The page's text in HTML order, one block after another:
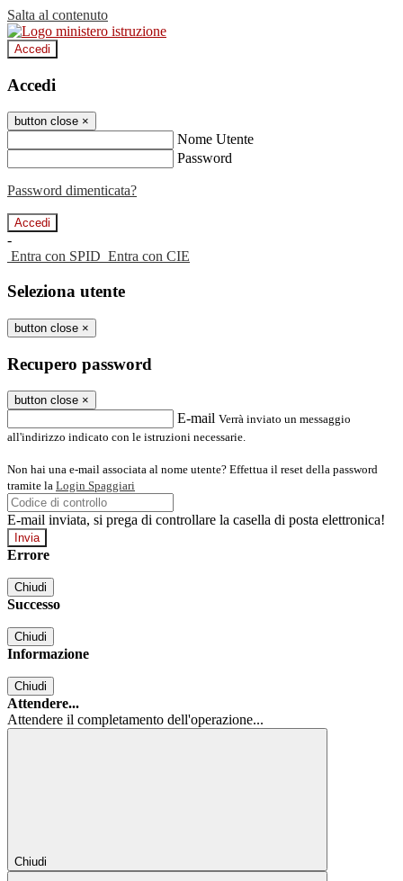
Salta al contenuto
Accedi
Accedi
button close ×
Nome Utente
Password
Password dimenticata?
-
Entra con SPID Entra con CIE
Seleziona utente
button close ×
Recupero password
button close ×
E-mail Verrà inviato un messaggio
all'indirizzo indicato con le istruzioni necessarie.
Non hai una e-mail associata al nome utente? Effettua il reset della password
tramite la Login Spaggiari
E-mail inviata, si prega di controllare la casella di posta elettronica!
Errore
Chiudi
Successo
Chiudi
Informazione
Chiudi
Attendere...
Attendere il completamento dell'operazione...
Chiudi